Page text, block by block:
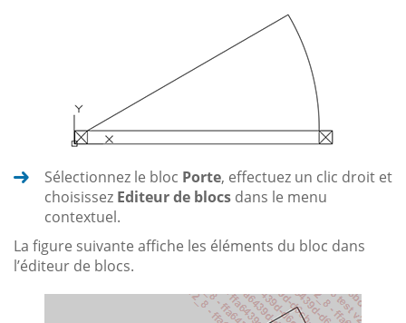
Sélectionnez le bloc Porte, effectuez un clic droit et
choisissez Editeur de blocs dans le menu
contextuel.
La figure suivante affiche les éléments du bloc dans
l’éditeur de blocs.